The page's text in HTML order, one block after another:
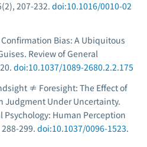
207-232. doi:10.1016/0010-02
Confirmation Bias: A Ubiquitous
Review of General
doi:10.1037/1089-2680.2.2.175
≠ Foresight: The Effect of
Judgment Under Uncertainty.
Psychology: Human Perception
288-299. doi:10.1037/0096-1523.